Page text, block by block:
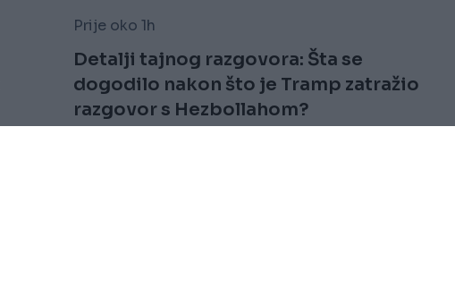
Prije oko 1h
Detalji tajnog razgovora: Šta se
dogodilo nakon što je Tramp zatražio
razgovor s Hezbollahom?